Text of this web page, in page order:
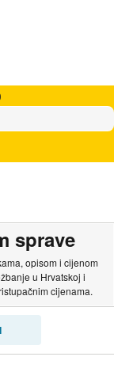
sprave
opisom i cijenom
u Hrvatskoj i
cijenama.